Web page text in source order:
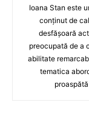
Ioana Stan este
conținut de
desfășoară
preocupată de a
abilitate
tematica